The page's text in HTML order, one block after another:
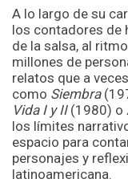
A lo largo de su
los contadores de
de la salsa, al
millones de
relatos que a
como Siembra
Vida I y II (1980) o
los límites
espacio para
personajes y
latinoamericana.